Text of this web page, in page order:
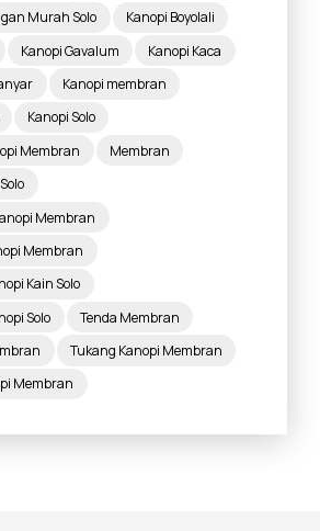
Murah Solo
Kanopi Boyolali
Kanopi Gavalum
Kanopi Kaca
Kanopi membran
Kanopi Solo
Membran
Membran
Membran
Membran
Kain Solo
Solo
Tenda Membran
Tukang Kanopi Membran
Membran